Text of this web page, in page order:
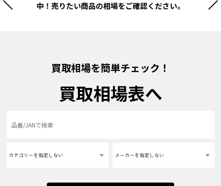
中！売りたい商品の相場をご確認ください。
買取相場を簡単チェック！
買取相場表へ